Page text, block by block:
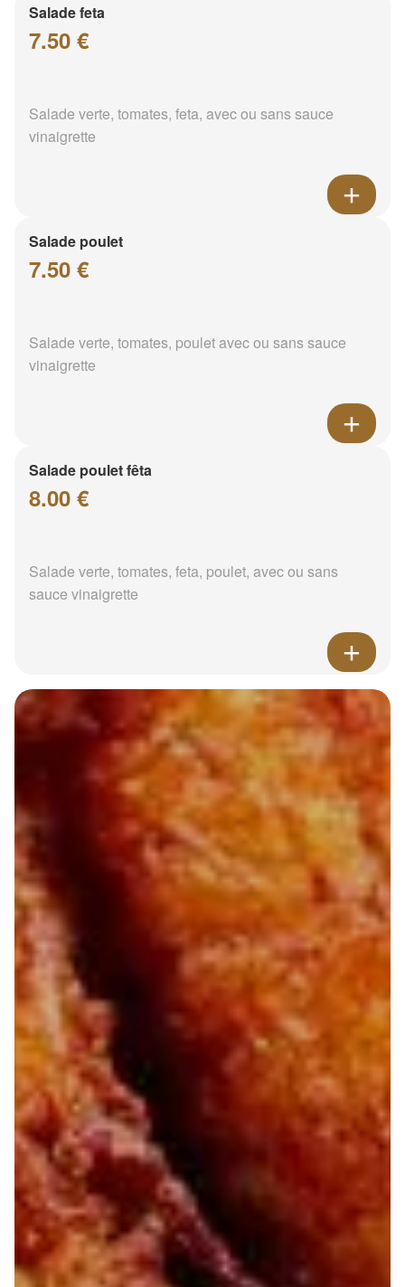
Salade feta
7.50 €
Salade verte, tomates, feta, avec ou sans sauce
vinaigrette
Salade poulet
7.50 €
Salade verte, tomates, poulet avec ou sans sauce
vinaigrette
Salade poulet fêta
8.00 €
Salade verte, tomates, feta, poulet, avec ou sans
sauce vinaigrette